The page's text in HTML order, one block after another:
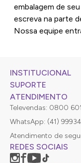
embalagem de
escreva na parte
Nossa equipe
INSTITUCIONAL
SUPORTE
ATENDIMENTO
Televendas: 0800
WhatsApp: (41)
Atendimento de
REDES SOCIAIS